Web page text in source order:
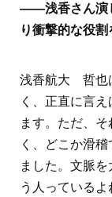
――浅香さん演
り衝撃的な役割
浅香航大 哲也
く、正直に言
ます。ただ、
く、どこか滑
ました。文脈
う人っている